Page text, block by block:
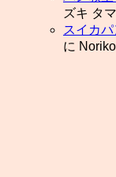
ズキ タ
スイカ
に Noriko